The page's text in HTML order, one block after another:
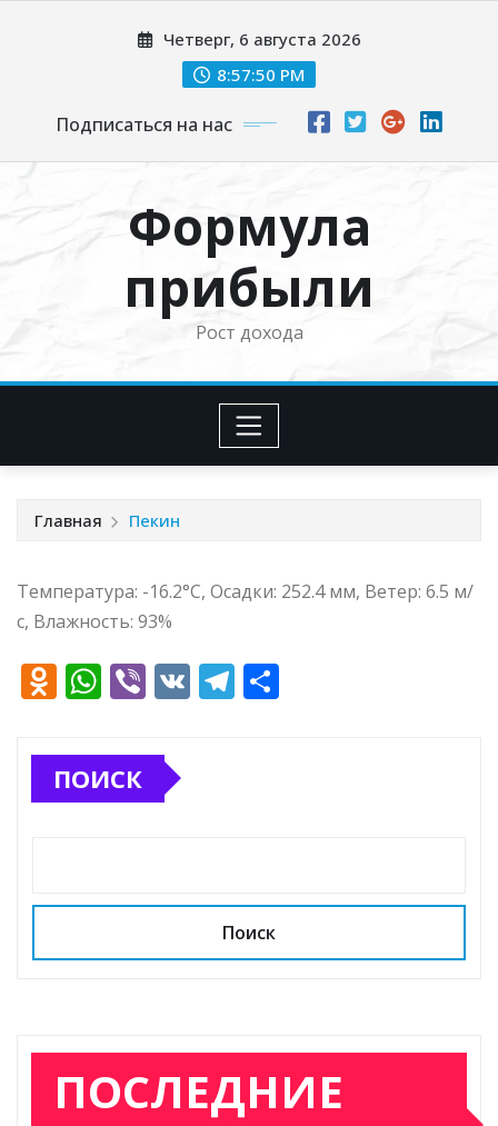
Четверг, 6 августа 2026
8:57:51 PM
Подписаться на нас
Формула
прибыли
Рост дохода
Главная Пекин
Температура: -16.2°C, Осадки: 252.4 мм, Ветер: 6.5 м/
с, Влажность: 93%
O
n
o
ss
ki
W
at
s
p
Vi
e
V T
и
ь
ПОИСК
Поиск
ПОСЛЕДНИЕ